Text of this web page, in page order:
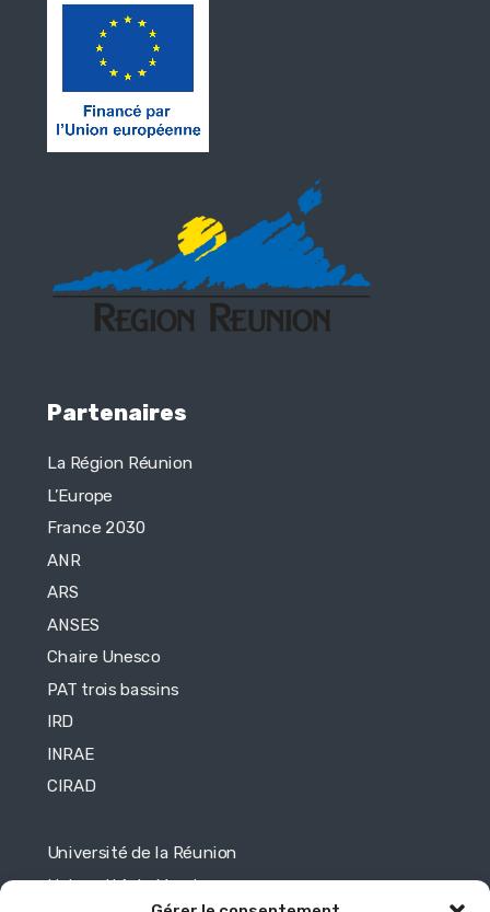
Partenaires
La Région Réunion
L’Europe
France 2030
ANR
ARS
ANSES
Chaire Unesco
PAT trois bassins
IRD
INRAE
CIRAD
Université de la Réunion
Université de Maurice